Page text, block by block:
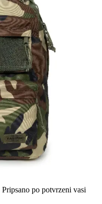
Pripsano po potvrzeni vasi